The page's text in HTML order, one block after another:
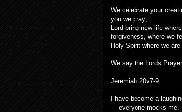
We celebrate your
you we pray;
Lord bring new life
forgiveness, where we
Holy Spirit where we
We say the Lords
Jeremiah 20v7-9
I have become a
everyone mocks me.